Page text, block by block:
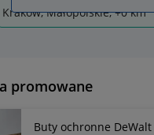
Kraków, Małopolskie, +0 km
promowane
Buty ochronne